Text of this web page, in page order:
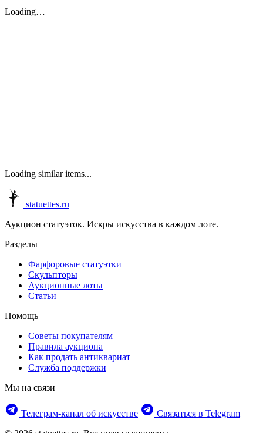
Loading…
Loading similar items...
statuettes.ru
Аукцион статуэток. Искры искусства в каждом лоте.
Разделы
Фарфоровые статуэтки
Скульпторы
Аукционные лоты
Статьи
Помощь
Советы покупателям
Правила аукциона
Как продать антиквариат
Служба поддержки
Мы на связи
Телеграм‑канал об искусстве
Связаться в Telegram